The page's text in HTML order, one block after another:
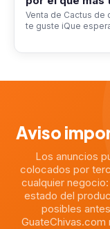
Venta de Cactus de
te guste iQue
Aviso
Los anuncios
colocados por
cualquier
estado del
posibles